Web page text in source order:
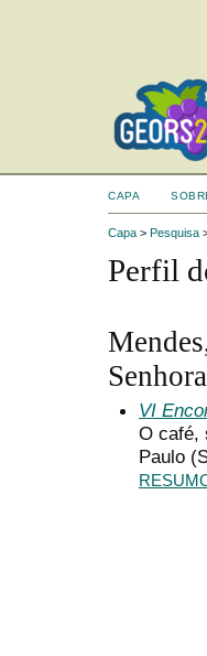
CAPA
Capa > Pesquisa
Perfil
VI
O café,
Paulo